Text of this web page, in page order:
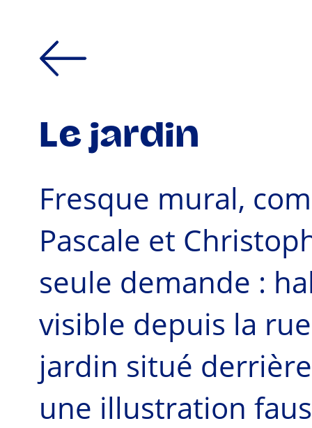
Le jardin
Fresque mural,
Pascale et
seule demande :
visible depuis la
jardin situé
une illustration